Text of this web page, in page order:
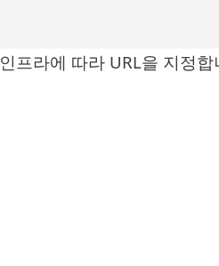
인프라에 따라 URL을 지정합